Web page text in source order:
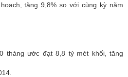
tăng 9,8% so với cùng kỳ năm
tháng ước đạt 8,8 tỷ mét khối, tăng